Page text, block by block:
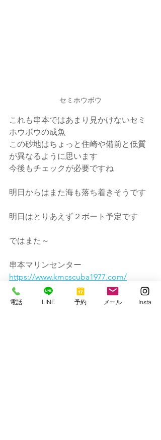
セミホウボウ
これも串本ではあまり見かけないセミ
ホウボウの成魚
この砂地はちょっと住崎や備前と低質
が異なるように思います
今後もチェックが必要ですね
明日からはまた海も落ち着きそうです
明日はとりあえず２ボート予定です
ではまた～
串本マリンセンター
https://www.kmcscuba1977.com/
電話 LINE 予約 メール Insta